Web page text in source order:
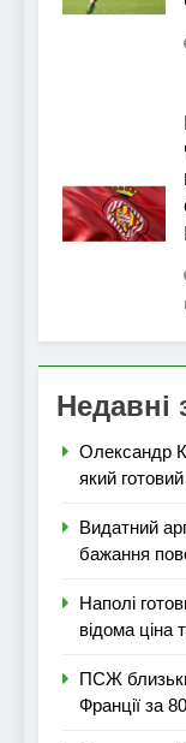
Недавні
Олександр
який
Видатний
бажання
Наполі
відома ціна
ПСЖ
Франції за